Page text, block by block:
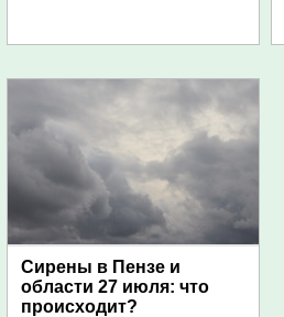
Сирены в Пензе и
области 27 июля: что
происходит?